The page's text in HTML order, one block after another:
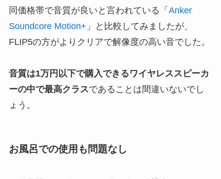
同価格帯で音質が良いと言われている「 Anker
Soundcore Motion+ 」と比較してみましたが、
FLIP5の方がよりクリアで解像度の高い音でした。
音質は1万円以下で購入できるワイヤレススピーカ
ーの中で最高クラスであることは間違いないでし
ょう。
お風呂での使用も問題なし